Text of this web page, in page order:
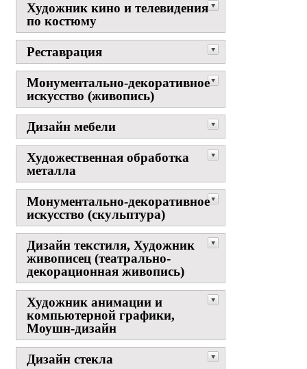
Художник кино и телевидения
по костюму
Реставрация
Монументально-декоративное
искусство (живопись)
Дизайн мебели
Художественная обработка
металла
Монументально-декоративное
искусство (скульптура)
Дизайн текстиля, Художник
живописец (театрально-
декорационная живопись)
Художник анимации и
компьютерной графики,
Моушн-дизайн
Дизайн стекла